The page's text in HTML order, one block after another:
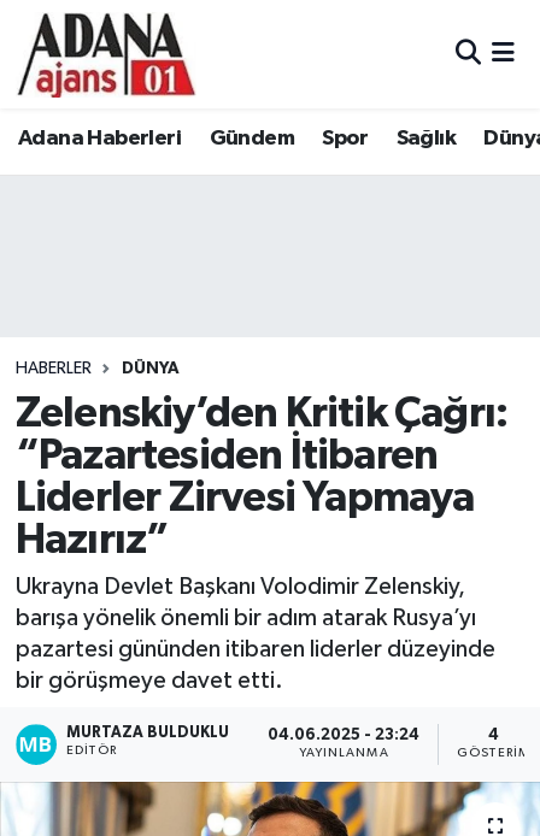
Adana Haberleri Gündem Spor Sağlık
HABERLER DÜNYA
Zelenskiy’den Kritik Çağrı:
“Pazartesiden İtibaren
Liderler Zirvesi Yapmaya
Hazırız”
Ukrayna Devlet Başkanı Volodimir Zelenskiy,
barışa yönelik önemli bir adım atarak Rusya’yı
pazartesi gününden itibaren liderler düzeyinde
bir görüşmeye davet etti.
MURTAZA BULDUKLU
EDITÖR
04.06.2025 - 23:24
YAYINLANMA
4
GÖSTERIM
Adana Haberleri
Eğitim
Siyaset
Ekonomi
Kadın
Magazin
Adana Nöbetçi Eczaneler
Tüm Manşetler
Son Dakika Haberleri
Haber Arşivi